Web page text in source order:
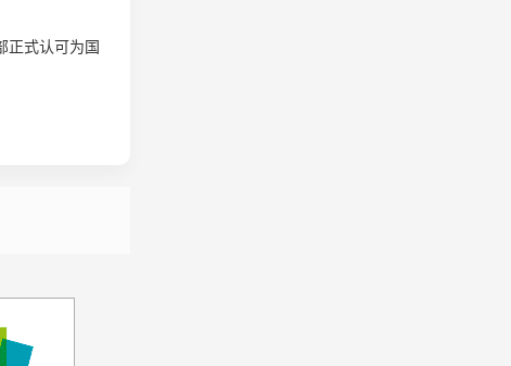
正式认可为国